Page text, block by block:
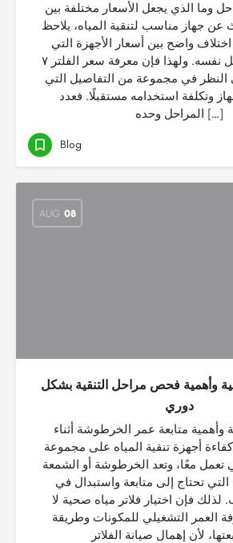
٧ مراحل وما الذي يجعل الأسعار مختلفة بين
عن جهاز مناسب لتنقية المياه، يلاحظ
واضح بين أسعار الأجهزة التي
تحمل عدد المراحل نفسه. ولهذا فإن معرفة سعر الفلتر ٧
النظر في مجموعة من التفاصيل التي
وتكلفة استخدامه مستقبلًا. فعدد
المراحل وحده […]
Blog
AUG 08
وأهمية فحص مراحل التنقية بشكل
دوري
وأهمية متابعة عمر الخرطوشة أثناء
أجهزة تنقية المياه على مجموعة
تعمل معًا، وتعد الخرطوشة أو الشمعة
التي تحتاج إلى متابعة واستبدال في
فإن اختيار فلاتر مياه صحية لا
العمر التشغيلي للمكونات وطريقة